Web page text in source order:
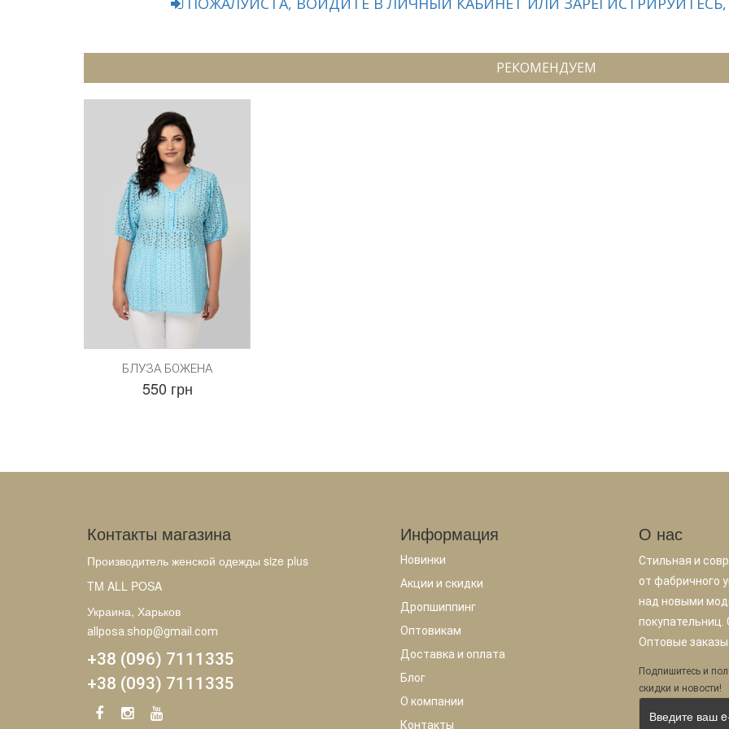
РЕКОМЕНДУЕМ
БЛУЗА БОЖЕНА
550 грн
Контакты магазина
Производитель женской одежды size plus
TM ALL POSA
Украина, Харьков
allposa.shop@gmail.com
+38 (096) 7111335
+38 (093) 7111335
Информация
Новинки
Акции и скидки
Дропшиппинг
Оптовикам
Доставка и оплата
Блог
О компании
Контакты
О нас
Стильная и
от фабричного
над новыми
покупательниц.
Оптовые
Подпишитесь и
скидки и новости!